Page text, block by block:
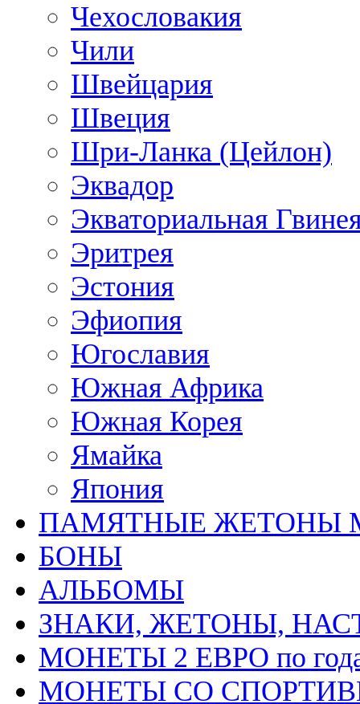
Чехословакия
Чили
Швейцария
Швеция
Шри-Ланка (Цейлон)
Эквадор
Экваториальная
Эритрея
Эстония
Эфиопия
Югославия
Южная Африка
Южная Корея
Ямайка
Япония
ПАМЯТНЫЕ ЖЕТОНЫ
БОНЫ
АЛЬБОМЫ
ЗНАКИ, ЖЕТОНЫ,
МОНЕТЫ 2 ЕВРО по
МОНЕТЫ СО